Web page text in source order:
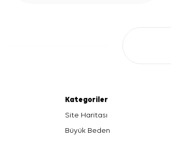
Kategoriler
Site Haritası
Büyük Beden